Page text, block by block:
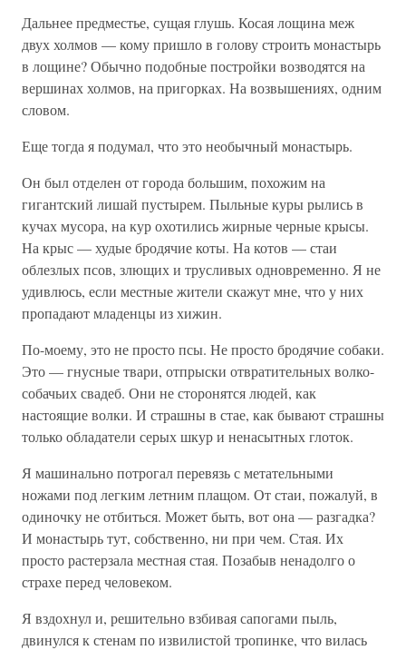
Дальнее предместье, сущая глушь. Косая лощина меж
двух холмов — кому пришло в голову строить монастырь
в лощине? Обычно подобные постройки возводятся на
вершинах холмов, на пригорках. На возвышениях, одним
словом.
Еще тогда я подумал, что это необычный монастырь.
Он был отделен от города большим, похожим на
гигантский лишай пустырем. Пыльные куры рылись в
кучах мусора, на кур охотились жирные черные крысы.
На крыс — худые бродячие коты. На котов — стаи
облезлых псов, злющих и трусливых одновременно. Я не
удивлюсь, если местные жители скажут мне, что у них
пропадают младенцы из хижин.
По-моему, это не просто псы. Не просто бродячие собаки.
Это — гнусные твари, отпрыски отвратительных волко-
собачьих свадеб. Они не сторонятся людей, как
настоящие волки. И страшны в стае, как бывают страшны
только обладатели серых шкур и ненасытных глоток.
Я машинально потрогал перевязь с метательными
ножами под легким летним плащом. От стаи, пожалуй, в
одиночку не отбиться. Может быть, вот она — разгадка?
И монастырь тут, собственно, ни при чем. Стая. Их
просто растерзала местная стая. Позабыв ненадолго о
страхе перед человеком.
Я вздохнул и, решительно взбивая сапогами пыль,
двинулся к стенам по извилистой тропинке, что вилась